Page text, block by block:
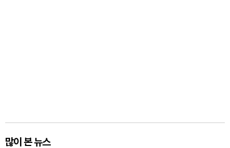
많이 본 뉴스